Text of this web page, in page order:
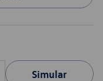
Simular